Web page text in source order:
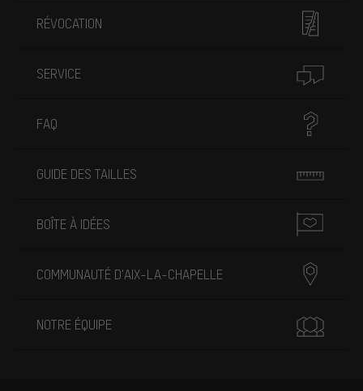
RÉVOCATION
SERVICE
FAQ
GUIDE DES TAILLES
BOÎTE À IDÉES
COMMUNAUTÉ D'AIX-LA-CHAPELLE
NOTRE ÉQUIPE